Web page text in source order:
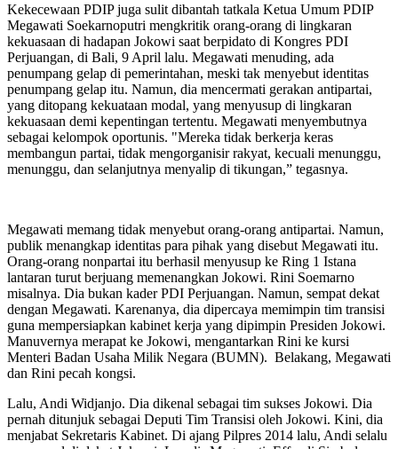
Kekecewaan PDIP juga sulit dibantah tatkala Ketua Umum PDIP
Megawati Soekarnoputri mengkritik orang-orang di lingkaran
kekuasaan di hadapan Jokowi saat berpidato di Kongres PDI
Perjuangan, di Bali, 9 April lalu. Megawati menuding, ada
penumpang gelap di pemerintahan, meski tak menyebut identitas
penumpang gelap itu. Namun, dia mencermati gerakan antipartai,
yang ditopang kekuataan modal, yang menyusup di lingkaran
kekuasaan demi kepentingan tertentu. Megawati menyembutnya
sebagai kelompok oportunis. "Mereka tidak berkerja keras
membangun partai, tidak mengorganisir rakyat, kecuali menunggu,
menunggu, dan selanjutnya menyalip di tikungan,” tegasnya.
Megawati memang tidak menyebut orang-orang antipartai. Namun,
publik menangkap identitas para pihak yang disebut Megawati itu.
Orang-orang nonpartai itu berhasil menyusup ke Ring 1 Istana
lantaran turut berjuang memenangkan Jokowi. Rini Soemarno
misalnya. Dia bukan kader PDI Perjuangan. Namun, sempat dekat
dengan Megawati. Karenanya, dia dipercaya memimpin tim transisi
guna mempersiapkan kabinet kerja yang dipimpin Presiden Jokowi.
Manuvernya merapat ke Jokowi, mengantarkan Rini ke kursi
Menteri Badan Usaha Milik Negara (BUMN). Belakang, Megawati
dan Rini pecah kongsi.
Lalu, Andi Widjanjo. Dia dikenal sebagai tim sukses Jokowi. Dia
pernah ditunjuk sebagai Deputi Tim Transisi oleh Jokowi. Kini, dia
menjabat Sekretaris Kabinet. Di ajang Pilpres 2014 lalu, Andi selalu